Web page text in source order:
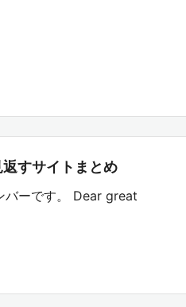
すサイトまとめ
バーです。 Dear great